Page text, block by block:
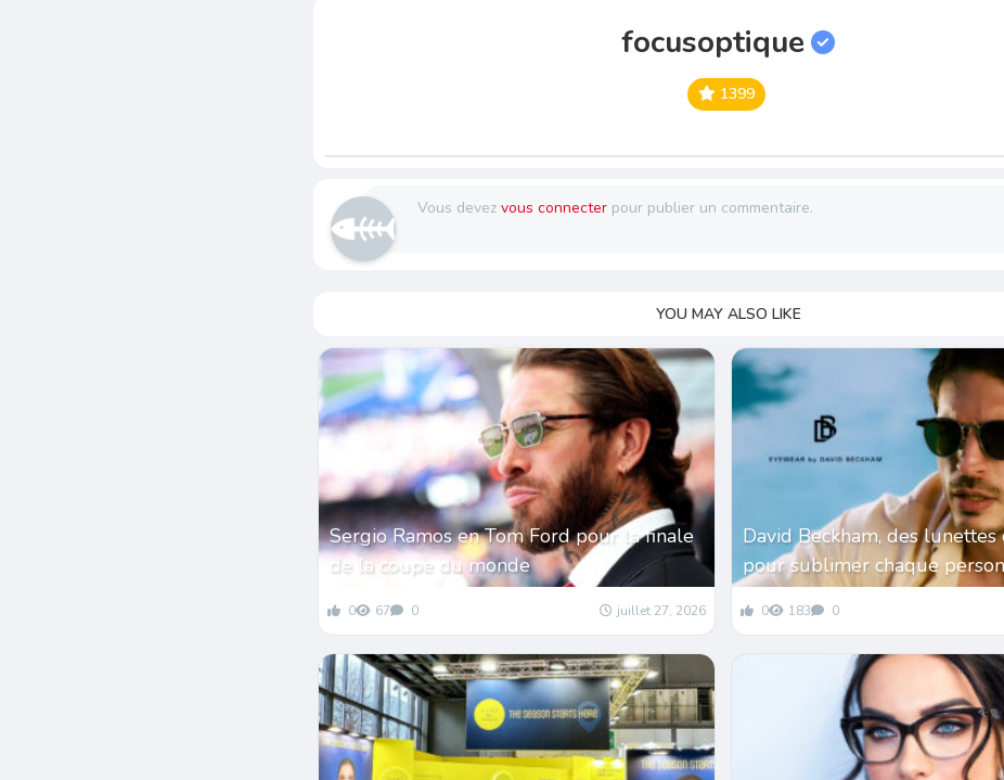
focusoptique
1399
Vous devezvous connecter pour publier un commentaire.
YOU MAY ALSO LIKE
Sergio Ramos en Tom Ford pour la finale
de la coupe du monde
0 67 0 juillet 27, 2026
David Beckham, des lunettes
pour sublimer chaque
0 183 0